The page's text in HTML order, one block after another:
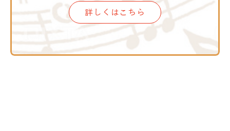
詳しくはこちら